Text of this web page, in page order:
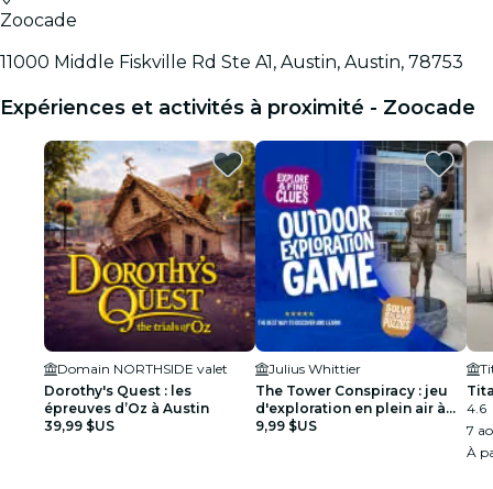
Zoocade
11000 Middle Fiskville Rd Ste A1, Austin, Austin, 78753
Expériences et activités à proximité - Zoocade
Domain NORTHSIDE valet
Dorothy's Quest : les
épreuves d’Oz à Austin
39,99 $US
Julius Whittier
The Tower Conspiracy : jeu
d'exploration en plein air à
UT
9,99 $US
4.6
7
À